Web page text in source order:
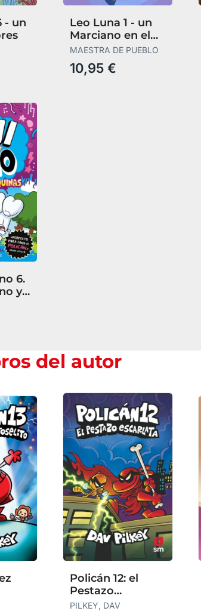
- un
Leo Luna 1 - un
Marciano en el
Colegio
MAESTRA DE PUEBLO
10,95 €
6.
y
la
del autor
Policán 12: el
Pestazo
Escarlata
PILKEY, DAV